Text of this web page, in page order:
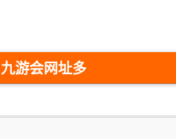
九游会网址多